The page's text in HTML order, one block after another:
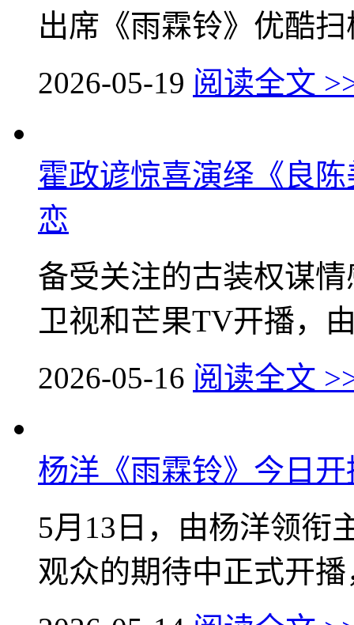
出席《雨霖铃》优酷
2026-05-19 阅读全文
霍政谚惊喜演绎《良
恋
备受关注的古装权谋
卫视和芒果TV开播，
2026-05-16 阅读全文
杨洋《雨霖铃》今日
5月13日，由杨洋领衔
观众的期待中正式开